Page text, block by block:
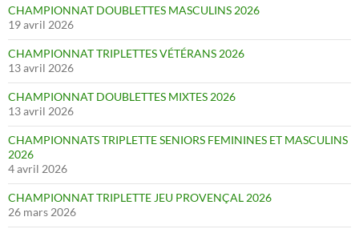
CHAMPIONNAT DOUBLETTES MASCULINS 2026
19 avril 2026
CHAMPIONNAT TRIPLETTES VÉTÉRANS 2026
13 avril 2026
CHAMPIONNAT DOUBLETTES MIXTES 2026
13 avril 2026
CHAMPIONNATS TRIPLETTE SENIORS FEMININES ET MASCULINS
2026
4 avril 2026
CHAMPIONNAT TRIPLETTE JEU PROVENÇAL 2026
26 mars 2026